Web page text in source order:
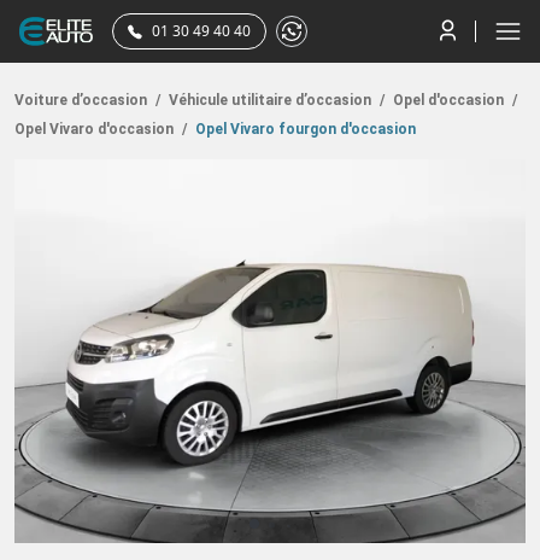
01 30 49 40 40
Voiture d’occasion / Véhicule utilitaire d’occasion / Opel d'occasion /
Opel Vivaro d'occasion / Opel Vivaro fourgon d'occasion